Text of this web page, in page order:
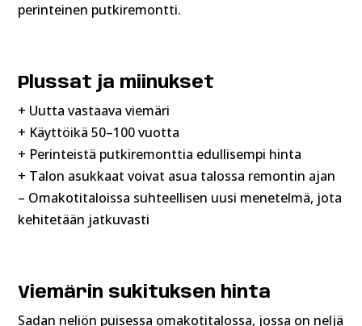
perinteinen putkiremontti.
Plussat ja miinukset
+ Uutta vastaava viemäri
+ Käyttöikä 50–100 vuotta
+ Perinteistä putkiremonttia edullisempi hinta
+ Talon asukkaat voivat asua talossa remontin ajan
– Omakotitaloissa suhteellisen uusi menetelmä, jota
kehitetään jatkuvasti
Viemärin sukituksen hinta
Sadan neliön puisessa omakotitalossa, jossa on neljä